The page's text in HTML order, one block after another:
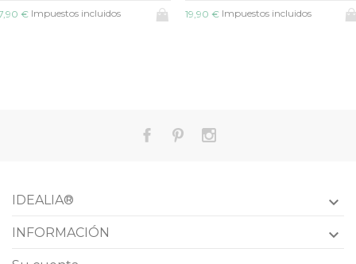
19,90 €Impuestos incluidos 17,90 €Impuestos incluidos
IDEALIA® 
INFORMACIÓN 